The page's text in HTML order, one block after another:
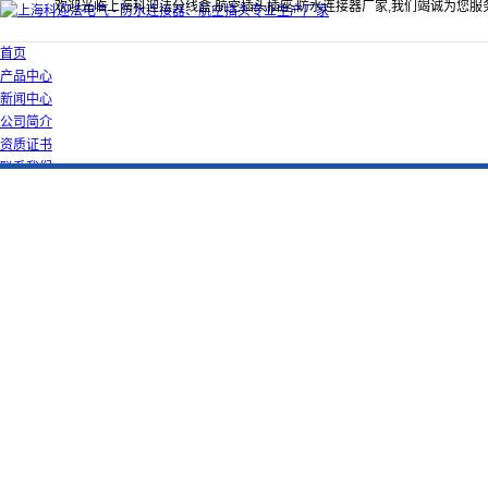
欢迎光临上海科迎法分线盒,航空插头插座,防水连接器厂家,我们竭诚为您服
首页
产品中心
新闻中心
公司简介
资质证书
联系我们